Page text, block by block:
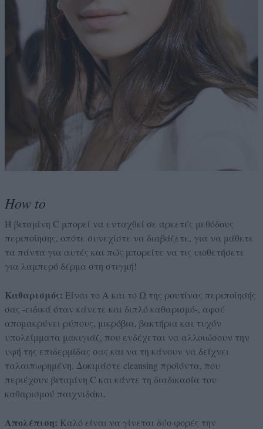
How to
Η βιταμίνη C μπορεί να ενταχθεί σε αρκετές μεθόδους
περιποίησης, οπότε συνεχίστε να διαβάζετε, για να μάθετε
τα πάντα για αυτές και πώς μπορείτε να τις υιοθετήσετε
για λαμπερό δέρμα στη στιγμή!
Καθαρισμός: Είναι το Α και το Ω της ρουτίνας περιποίησής
σας -ειδικά όταν κάνετε και διπλό καθαρισμό-, αφού
απομακρύνει ρύπους, μικρόβια, βακτήρια και τυχόν
υπολείμματα μακιγιάζ, που ενδέχεται να αλλοιώσουν την
υφή της επιδερμίδας σας και να τη κάνουν να δείχνει
ταλαιπωρημένη. Δοκιμάστε cleansing προϊόντα, που
περιέχουν βιταμίνη C και κάντε τη διαδικασία του
καθαρισμού παιχνιδάκι.
Απολέπιση: Καλό είναι να γίνεται δύο φορές την